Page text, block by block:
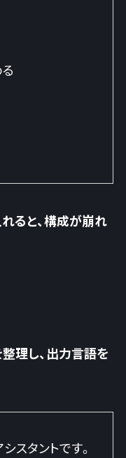
ると、構成が崩れ
理し、出力言語を
スタントです。